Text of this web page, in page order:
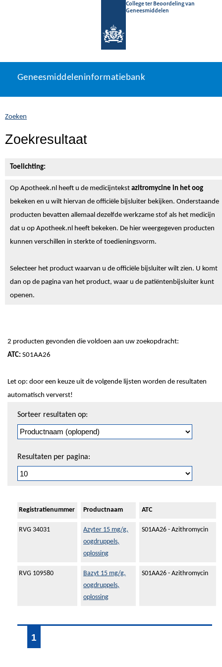
College ter Beoordeling van
Geneesmiddelen
naar
Geneesmiddeleninformatiebank
U
zich
hier:
Geneesmiddeleninformatiebank
Zoeken
Zoekresultaat
Toelichting:
Op Apotheek.nl heeft u de medicijntekst azitromycine in het oog
bekeken en u wilt hiervan de officiële bijsluiter bekijken. Onderstaande
producten bevatten allemaal dezelfde werkzame stof als het medicijn
dat u op Apotheek.nl heeft bekeken. De hier weergegeven producten
kunnen verschillen in sterkte of toedieningsvorm.
Selecteer het product waarvan u de officiële bijsluiter wilt zien. U komt
dan op de pagina van het product, waar u de patiëntenbijsluiter kunt
openen.
2 producten gevonden die voldoen aan uw zoekopdracht:
ATC: S01AA26
Let op: door een keuze uit de volgende lijsten worden de resultaten
automatisch ververst!
pagineren
Sorteer resultaten op:
Resultaten per pagina:
Registratienummer Productnaam ATC
RVG 34031
Azyter 15 mg/g,
oogdruppels,
oplossing
S01AA26 - Azithromycin
RVG 109580
Bazyt 15 mg/g,
oogdruppels,
oplossing
S01AA26 - Azithromycin
1